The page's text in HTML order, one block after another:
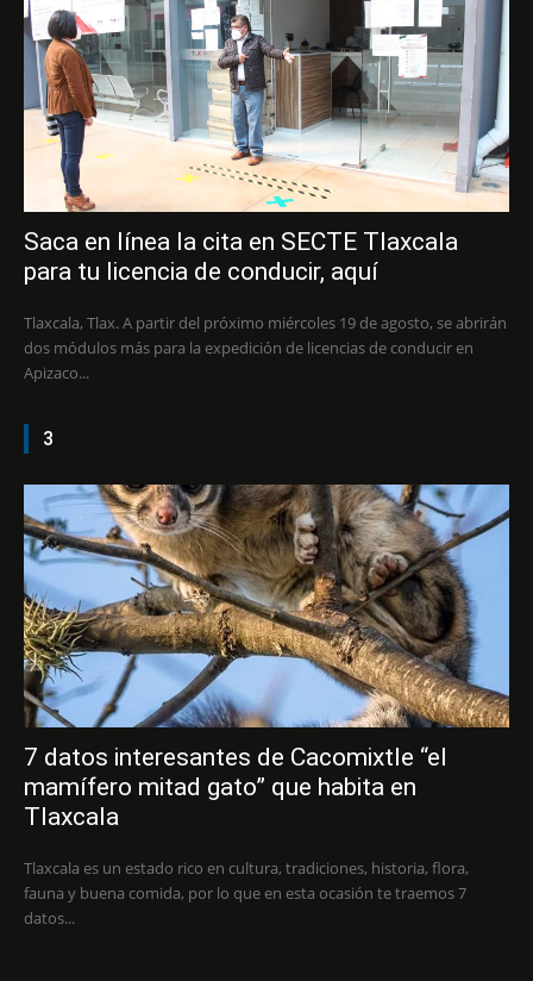
Saca en línea la cita en SECTE Tlaxcala
para tu licencia de conducir, aquí
Tlaxcala, Tlax. A partir del próximo miércoles 19 de agosto, se abrirán
dos módulos más para la expedición de licencias de conducir en
Apizaco...
3
7 datos interesantes de Cacomixtle “el
mamífero mitad gato” que habita en
Tlaxcala
Tlaxcala es un estado rico en cultura, tradiciones, historia, flora,
fauna y buena comida, por lo que en esta ocasión te traemos 7
datos...